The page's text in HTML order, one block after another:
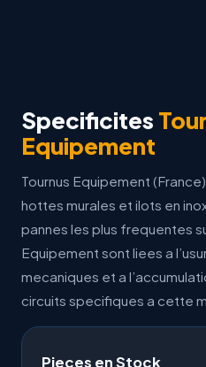
Specificites
Equipement
Tournus Equipement
hottes murales et ilots en
pannes les plus frequentes
Equipement sont liees a
mecaniques et a
circuits specifiques a cette
Pieces en Stock